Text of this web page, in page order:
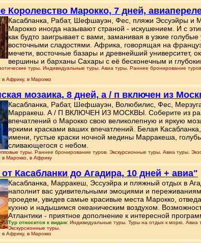
Королевство Марокко, 7 дней,
Касабланка, Рабат, Шефшауэн, Фес, пляжи Эссуэйры
Марокко иногда называют страной - искушением. И с
как будто заигрывает с вами, заманивая в узкие
восточными сладостями. Африка, говорящая на
мечети, восточные базары и древнейший университет,
вершины и барханы Сахары с её бесконечным и
туры. Индивидуальные туры. Авиа туры. Раннее бронирование
в Африку, в Марокко
мозаика, 8 дней, а / п включен из
Касабланка, Рабат, Шефшауэн, Волюбилис, Фес,
Марракеш. А / П ВКЛЮЧЕН ИЗ МОСКВЫ. Соберите из
впечатлений о Марокко свою великолепную и яркую
яркими красками ваших впечатлений. Белая
имени, густые краски ночной медины Марракеша,
сливающегося с небом.
туры. Раннее бронирование туров. Экскурсионные туры. Авиа туры.
в Марокко, в Африку
Касабланки до Агадира, 10 дней + авиа"
Касабланка, Марракеш, Эссуэйра и пляжный отдых в
наполнит вас удивительными эмоциями и
проедем, увидев самые красивые места Марокко,
кухню и надышимся океаническим воздухом.
Атлантики - приятное дополнение к интересной
Тур относится к видам: Индивидуальные туры. Туры на отдых к морю. Авиа
Экскурсионные туры.
в Африку, в Марокко